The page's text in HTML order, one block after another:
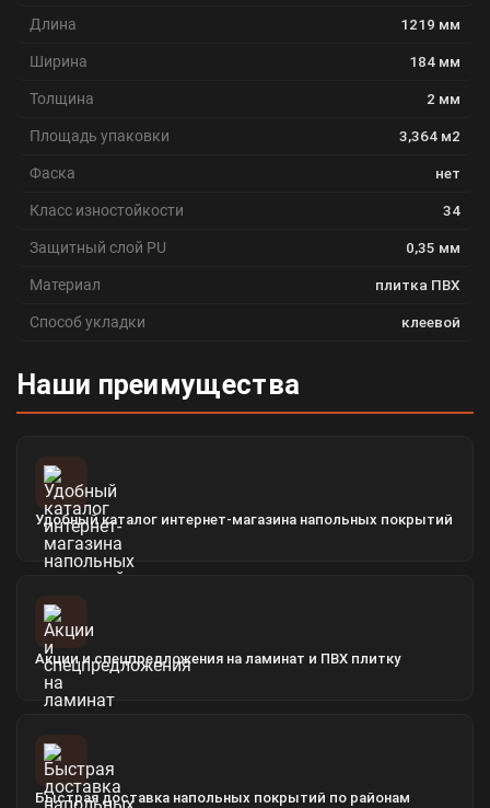
Длина 1219 мм
Ширина 184 мм
Толщина 2 мм
Площадь упаковки 3,364 м2
Фаска нет
Класс изностойкости 34
Защитный слой PU 0,35 мм
Материал плитка ПВХ
Способ укладки клеевой
Наши преимущества
Удобный каталог интернет-магазина напольных покрытий
Акции и спецпредложения на ламинат и ПВХ плитку
Быстрая доставка напольных покрытий по районам